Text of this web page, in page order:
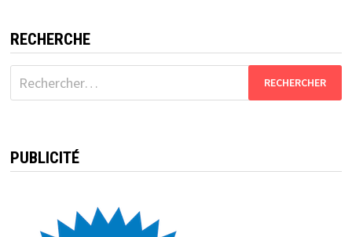
RECHERCHE
Rechercher :
PUBLICITÉ